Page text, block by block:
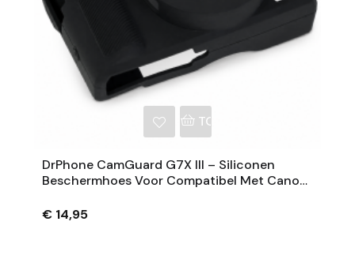
TOEVOEGEN AAN
DrPhone CamGuard G7X III – Siliconen
Beschermhoes Voor Compatibel Met Canon
€ 14,95